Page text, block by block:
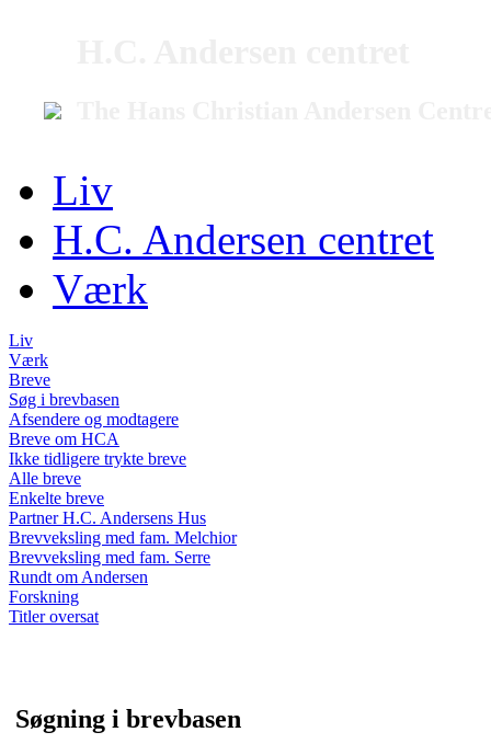
Liv
H.C. Andersen centret
Værk
Liv
Værk
Breve
Søg i brevbasen
Afsendere og modtagere
Breve om HCA
Ikke tidligere trykte breve
Alle breve
Enkelte breve
Partner H.C. Andersens Hus
Brevveksling med fam. Melchior
Brevveksling med fam. Serre
Rundt om Andersen
Forskning
Titler oversat
Søgning i brevbasen